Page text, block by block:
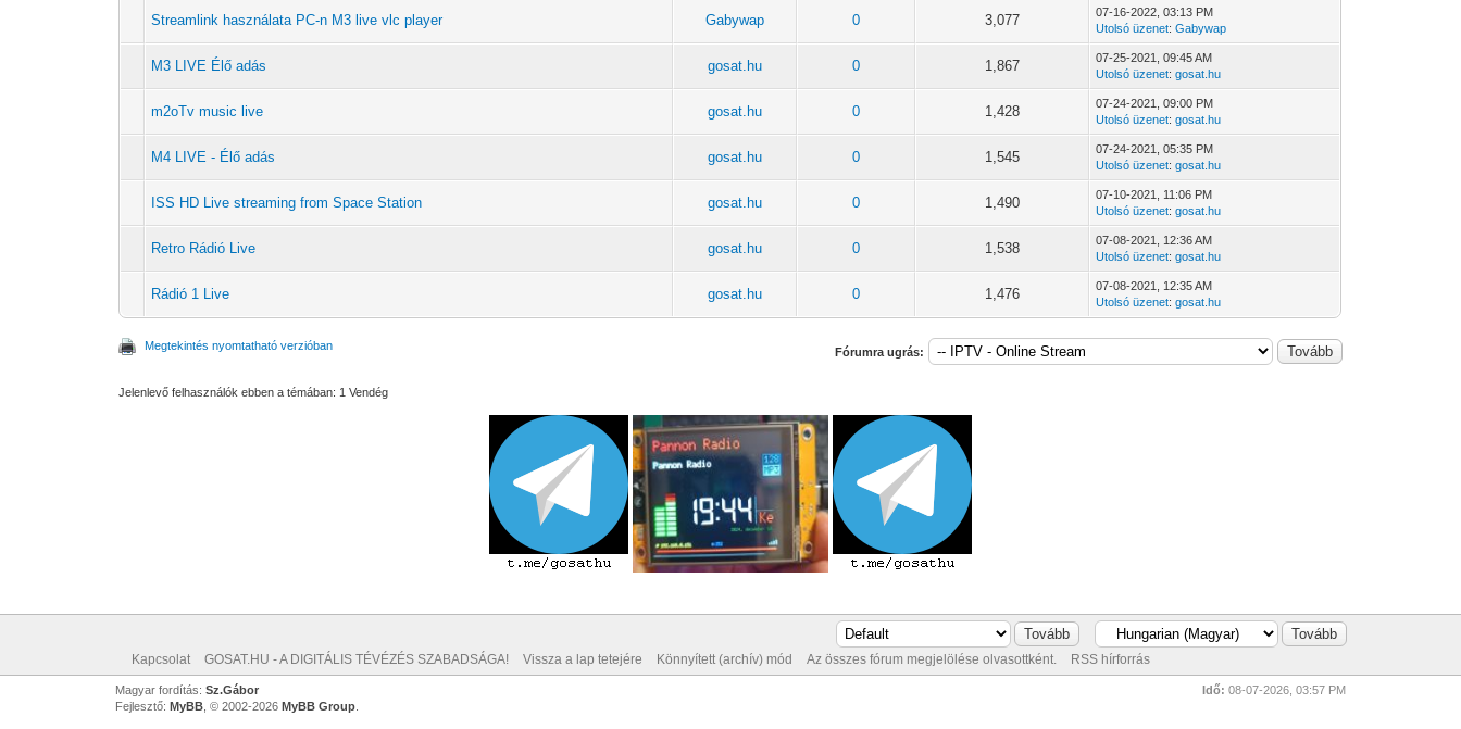
Streamlink használata PC-n M3 live vlc player Gabywap 0 3,077
07-16-2022, 03:13 PM
Utolsó üzenet:Gabywap
M3 LIVE Élő adás gosat.hu 0 1,867
07-25-2021, 09:45 AM
Utolsó üzenet:gosat.hu
m2oTv music live gosat.hu 0 1,428
07-24-2021, 09:00 PM
Utolsó üzenet:gosat.hu
M4 LIVE - Élő adás gosat.hu 0 1,545
07-24-2021, 05:35 PM
Utolsó üzenet:gosat.hu
ISS HD Live streaming from Space Station gosat.hu 0 1,490
07-10-2021, 11:06 PM
Utolsó üzenet:gosat.hu
Retro Rádió Live gosat.hu 0 1,538
07-08-2021, 12:36 AM
Utolsó üzenet:gosat.hu
Rádió 1 Live gosat.hu 0 1,476
07-08-2021, 12:35 AM
Utolsó üzenet:gosat.hu
Megtekintés nyomtatható verzióban Fórumra ugrás:
Jelenlevő felhasználók ebben a témában: 1 Vendég
Kapcsolat GOSAT.HU - A DIGITÁLIS TÉVÉZÉS SZABADSÁGA! Vissza a lap tetejére Könnyített (archív) mód Az összes fórum megjelölése olvasottként. RSS hírforrás
Idő: 08-07-2026, 03:57 PM
Magyar fordítás: Sz.Gábor
Fejlesztő: MyBB, © 2002-2026 MyBB Group.